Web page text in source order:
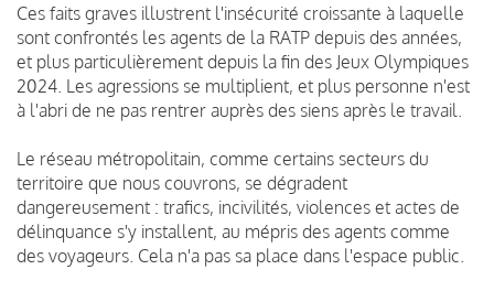
Ces faits graves illustrent l'insécurité croissante à laquelle
sont confrontés les agents de la RATP depuis des années,
et plus particulièrement depuis la fin des Jeux Olympiques
2024. Les agressions se multiplient, et plus personne n'est
à l'abri de ne pas rentrer auprès des siens après le travail.
Le réseau métropolitain, comme certains secteurs du
territoire que nous couvrons, se dégradent
dangereusement : trafics, incivilités, violences et actes de
délinquance s'y installent, au mépris des agents comme
des voyageurs. Cela n'a pas sa place dans l'espace public.